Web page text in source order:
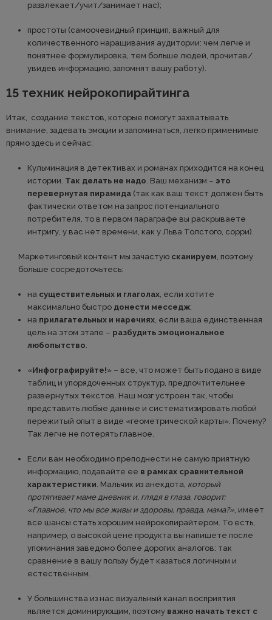
развлекает/учит/занимает нас);
простоты (самоочевидный принцип, важный для
количественного наращивания аудитории: чем легче и
понятнее формулировка, тем больше людей, прочитав/
увидев информацию, запомнят вашу работу).
15 техник нейрокопирайтинга
Итак, создание текстов, которые помогут захватывать
внимание, задевать эмоции и запоминаться, легко применимые
прямо здесь и сейчас:
Кульминация в детективах и романах приходится на конец
истории. Так делать не надо. Ваш механизм – это
перевернутая пирамида (так как ваш текст должен быть
фактически ответом на запрос потенциального
потребителя, то в первом параграфе вы раскрываете
интригу, у вас нет времени, как у Льва Толстого, сорри).
Маркетинговый контент мы зачастую сканируем, поэтому
больше сосредоточьтесь:
на существительных и глаголах, если хотите
максимально быстро донести месседж;
на прилагательных и наречиях, если ваша единственная
цель на этом этапе – разбудить эмоциональное
любопытство.
«Инфографируйте!» – все, что может быть подано в виде
таблиц и упорядоченных структур, предпочтительнее
развернутых текстов. Наш мозг устроен так, чтобы
представить любые данные и систематизировать любой
пережитый опыт в виде «геометрической карты». Почему?
Так легче не потерять главное.
Если вам необходимо преподнести не самую приятную
информацию, подавайте ее в рамках сравнительной
характеристики. Мальчик из анекдота, который
протягивает маме дневник и, глядя в глаза, говорит:
«Главное, что мы все живы и здоровы, правда, мама?», имеет
все шансы стать хорошим нейрокопирайтером. То есть,
например, о высокой цене продукта вы напишете после
упоминания заведомо более дорогих аналогов: так
сравнение в вашу пользу будет казаться логичным и
естественным.
У большинства из нас визуальный канал восприятия
является доминирующим, поэтому важно начать текст с